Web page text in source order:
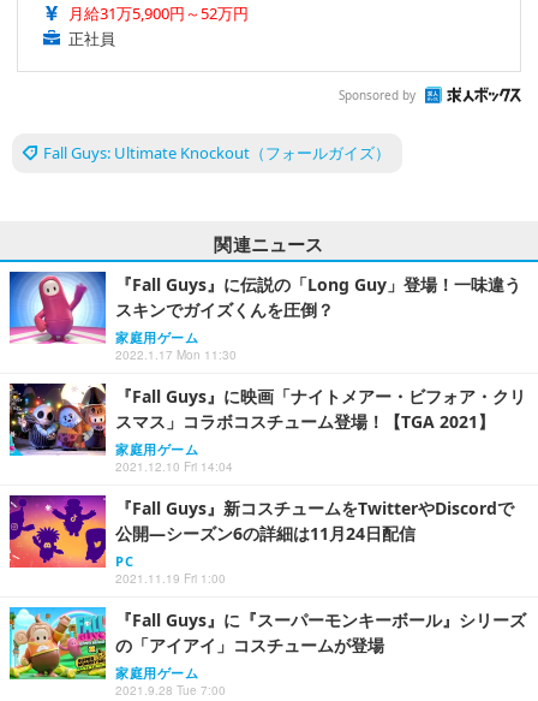
月給31万5,900円～52万円
正社員
Sponsored by
Fall Guys: Ultimate Knockout（フォールガイズ）
関連ニュース
『Fall Guys』に伝説の「Long Guy」登場！一味違う
スキンでガイズくんを圧倒？
家庭用ゲーム
2022.1.17 Mon 11:30
『Fall Guys』に映画「ナイトメアー・ビフォア・クリ
スマス」コラボコスチューム登場！【TGA 2021】
家庭用ゲーム
2021.12.10 Fri 14:04
『Fall Guys』新コスチュームをTwitterやDiscordで
公開―シーズン6の詳細は11月24日配信
PC
2021.11.19 Fri 1:00
『Fall Guys』に『スーパーモンキーボール』シリーズ
の「アイアイ」コスチュームが登場
家庭用ゲーム
2021.9.28 Tue 7:00